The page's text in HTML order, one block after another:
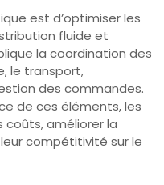
est d’optimiser les
fluide et
la coordination des
le transport,
des commandes.
de ces éléments, les
coûts, améliorer la
compétitivité sur le